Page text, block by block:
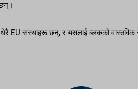
EU संस्थाहरू छन्, र यसलाई ब्लकको वास्तविक